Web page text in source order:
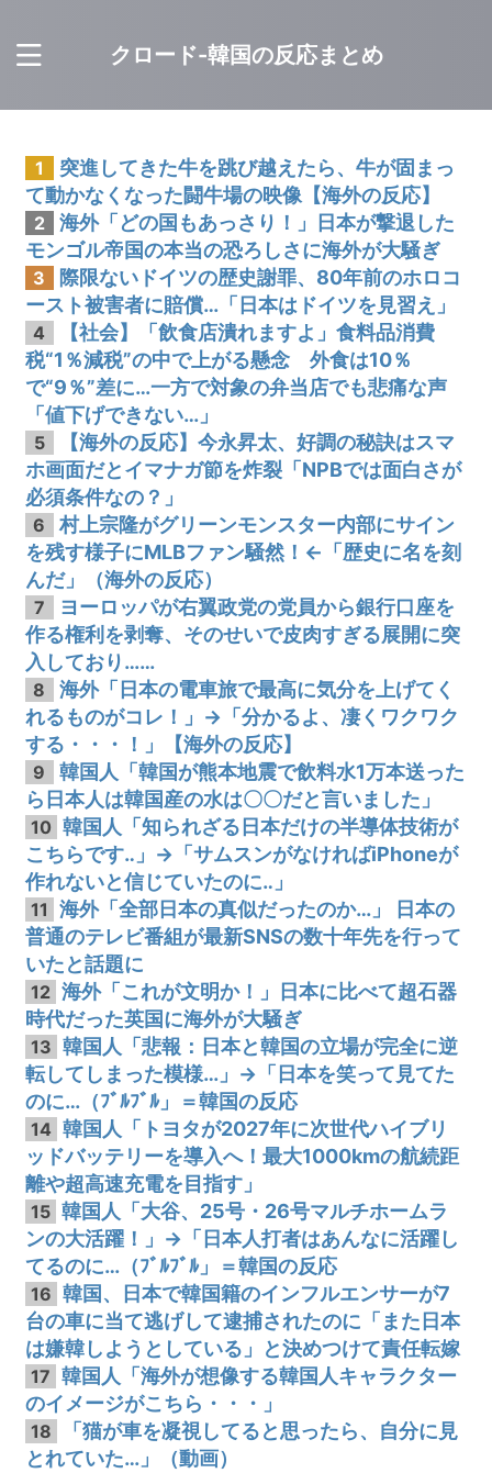
クロード-韓国の反応まとめ
1
突進してきた牛を跳び越えたら、牛が固まっ
て動かなくなった闘牛場の映像【海外の反応】
2
海外「どの国もあっさり！」日本が撃退した
モンゴル帝国の本当の恐ろしさに海外が大騒ぎ
3
際限ないドイツの歴史謝罪、80年前のホロコ
ースト被害者に賠償…「日本はドイツを見習え」
4
【社会】「飲食店潰れますよ」食料品消費
税“1％減税”の中で上がる懸念 外食は10％
で“9％”差に…一方で対象の弁当店でも悲痛な声
「値下げできない…」
5
【海外の反応】今永昇太、好調の秘訣はスマ
ホ画面だとイマナガ節を炸裂「NPBでは面白さが
必須条件なの？」
6
村上宗隆がグリーンモンスター内部にサイン
を残す様子にMLBファン騒然！←「歴史に名を刻
んだ」（海外の反応）
7
ヨーロッパが右翼政党の党員から銀行口座を
作る権利を剥奪、そのせいで皮肉すぎる展開に突
入しており……
8
海外「日本の電車旅で最高に気分を上げてく
れるものがコレ！」→「分かるよ、凄くワクワク
する・・・！」【海外の反応】
9
韓国人「韓国が熊本地震で飲料水1万本送った
ら日本人は韓国産の水は〇〇だと言いました」
10 韓国人「知られざる日本だけの半導体技術が
こちらです‥」→「サムスンがなければiPhoneが
作れないと信じていたのに‥」
11
海外「全部日本の真似だったのか…」 日本の
普通のテレビ番組が最新SNSの数十年先を行って
いたと話題に
12 海外「これが文明か！」日本に比べて超石器
時代だった英国に海外が大騒ぎ
13 韓国人「悲報：日本と韓国の立場が完全に逆
転してしまった模様…」→「日本を笑って見てた
のに…（ﾌﾞﾙﾌﾞﾙ」＝韓国の反応
14 韓国人「トヨタが2027年に次世代ハイブリ
ッドバッテリーを導入へ！最大1000kmの航続距
離や超高速充電を目指す」
15 韓国人「大谷、25号・26号マルチホームラ
ンの大活躍！」→「日本人打者はあんなに活躍し
てるのに…（ﾌﾞﾙﾌﾞﾙ」＝韓国の反応
16 韓国、日本で韓国籍のインフルエンサーが7
台の車に当て逃げして逮捕されたのに「また日本
は嫌韓しようとしている」と決めつけて責任転嫁
17 韓国人「海外が想像する韓国人キャラクター
のイメージがこちら・・・」
18
「猫が車を凝視してると思ったら、自分に見
とれていた…」（動画）